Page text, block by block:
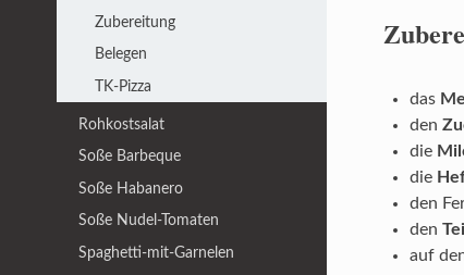
das
den
die
die
den
den
auf
Zubereitung
Belegen
TK-Pizza
Rohkostsalat
Soße Barbeque
Soße Habanero
Soße Nudel-Tomaten
Spaghetti-mit-Garnelen